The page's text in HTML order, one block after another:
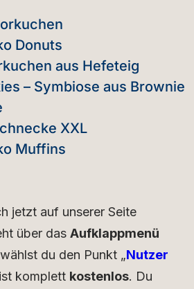
Donuts
aus Hefeteig
– Symbiose aus Brownie
XXL
Muffins
jetzt auf unserer Seite
über das Aufklappmenü
du den Punkt „Nutzer
komplett kostenlos. Du